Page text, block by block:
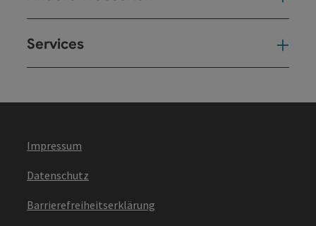
Services
Impressum
Datenschutz
Barrierefreiheitserklärung